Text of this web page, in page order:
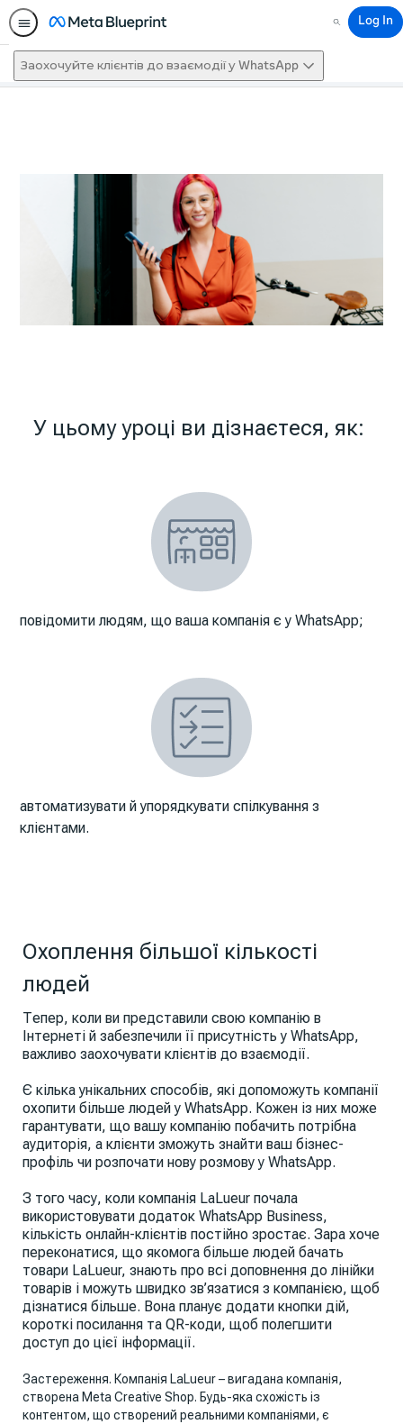
Search
Log In
Заохочуйте клієнтів до взаємодії у WhatsApp
У цьому уроці ви дізнаєтеся, як:
повідомити людям, що ваша компанія є у WhatsApp;
автоматизувати й упорядкувати спілкування з
клієнтами.
Охоплення більшої кількості
людей
Тепер, коли ви представили свою компанію в
Інтернеті й забезпечили її присутність у WhatsApp,
важливо заохочувати клієнтів до взаємодії.
Є кілька унікальних способів, які допоможуть компанії
охопити більше людей у WhatsApp. Кожен із них може
гарантувати, що вашу компанію побачить потрібна
аудиторія, а клієнти зможуть знайти ваш бізнес-
профіль чи розпочати нову розмову у WhatsApp.
З того часу, коли компанія LaLueur почала
використовувати додаток WhatsApp Business,
кількість онлайн-клієнтів постійно зростає. Зара хоче
переконатися, що якомога більше людей бачать
товари LaLueur, знають про всі доповнення до лінійки
товарів і можуть швидко зв’язатися з компанією, щоб
дізнатися більше. Вона планує додати кнопки дій,
короткі посилання та QR-коди, щоб полегшити
доступ до цієї інформації.
Застереження. Компанія LaLueur – вигадана компанія,
створена Meta Creative Shop. Будь-яка схожість із
контентом, що створений реальними компаніями, є